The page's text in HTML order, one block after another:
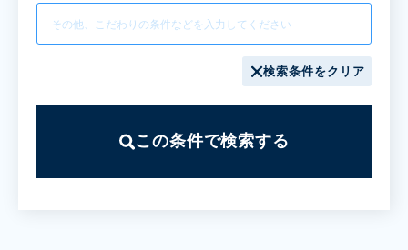
検索条件をクリア
この条件で検索する